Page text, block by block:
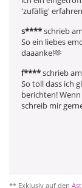
'zufällig'
s****schrieb
So ein liebes
daaanke!🫶
f****schrieb
So toll dass ich
berichten!
schreib mir
** Exklusiv auf den